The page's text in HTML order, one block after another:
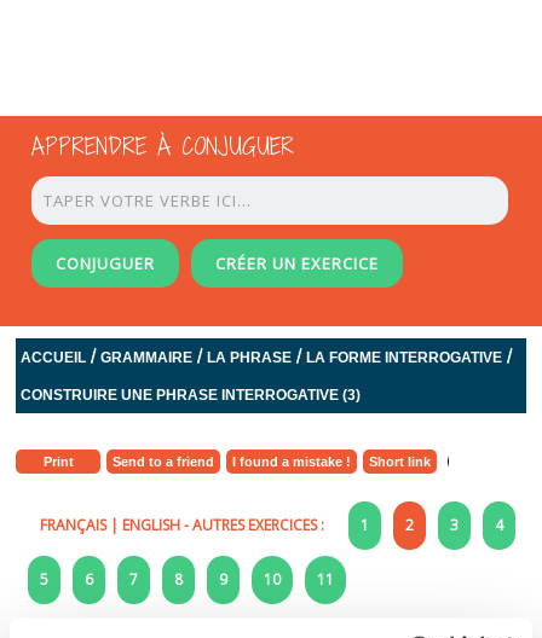
APPRENDRE À CONJUGUER
CONJUGUER CRÉER UN EXERCICE
ACCUEIL /GRAMMAIRE /LA PHRASE /LA FORME INTERROGATIVE /
CONSTRUIRE UNE PHRASE INTERROGATIVE (3)
Print Send to a friend I found a mistake ! Short link
FRANÇAIS| ENGLISH- AUTRES EXERCICES : 1 2 3 4
5 6 7 8 9 10 11